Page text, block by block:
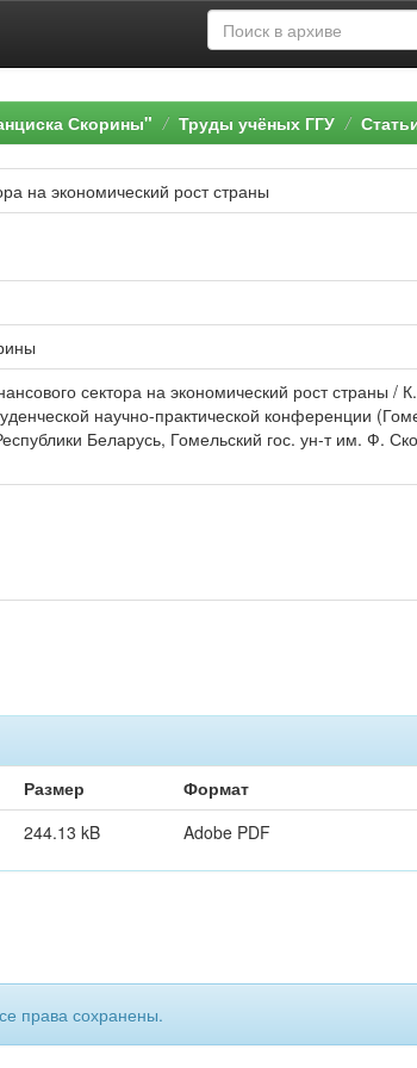
Скорины" Труды учёных ГГУ
на экономический рост страны
сектора на экономический рост страны /
научно-практической конференции
Беларусь, Гомельский гос. ун-т им. Ф.
Размер
Формат
244.13 kB Adobe PDF
права сохранены.